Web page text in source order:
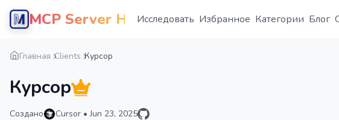
MCP Server HubИсследовать Избранное Категории Блог
Главная Clients Курсор
Курсор
Создано Cursor • Jun 23, 2025